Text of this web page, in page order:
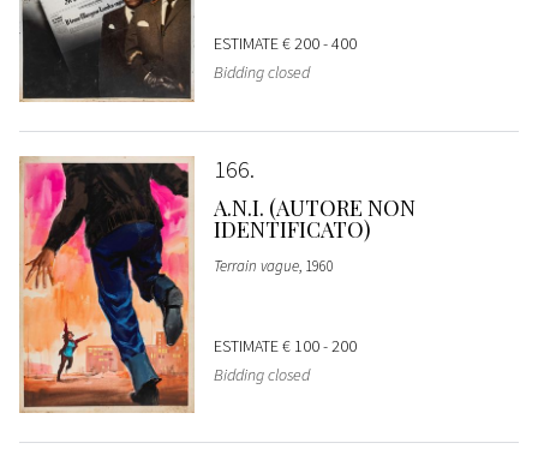
ESTIMATE€ 200 - 400
Bidding closed
166
A.N.I. (AUTORE NON
IDENTIFICATO)
Terrain vague, 1960
ESTIMATE€ 100 - 200
Bidding closed